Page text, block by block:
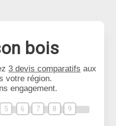
bois
3 devis comparatifs aux
votre région.
engagement.
5 6 7 8 9